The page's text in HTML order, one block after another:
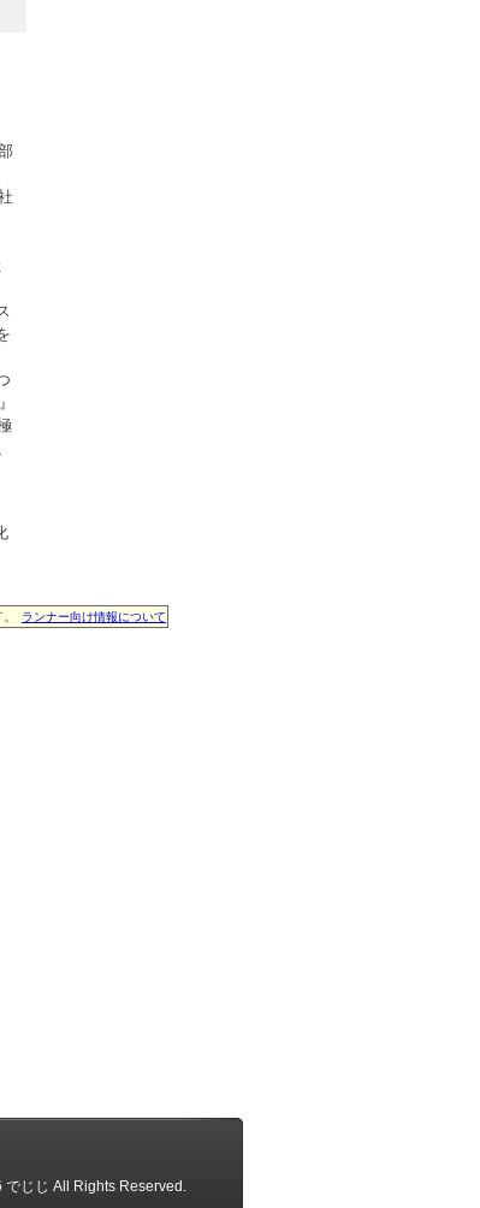
ランナー向け情報について
じじ All Rights Reserved.